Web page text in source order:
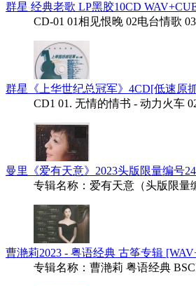
群星 经典老歌 LP黑胶10CD
CD-01 01相见恨晚 02电台情歌
群星《上华世纪总冠军》4CD[低速原
CD1 01. 无情的情书 - 动力火车
曼里《爱有天意》2023头版限量编号
专辑名称：爱有天意（头版限量
曹滟莉2023 - 粤语经典 古筝专辑
专辑名称：曹滟莉 粤语经典